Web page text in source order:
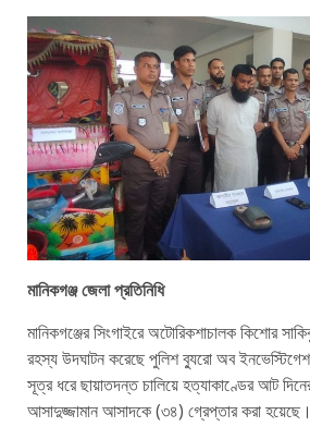
মানিকগঞ্জ জেলা প্রতিনিধি
মানিকগঞ্জের সিংগাইরে অটোরিকশাচালক কিশোর
রহস্য উদঘাটন করেছে পুলিশ ব্যুরো অব
সূত্র ধরে ছায়াতদন্ত চালিয়ে হত্যাকাণ্ডের আট
আসাদুজ্জামান আসাদকে (৩৪) গ্রেপ্তার করা হয়েছে।